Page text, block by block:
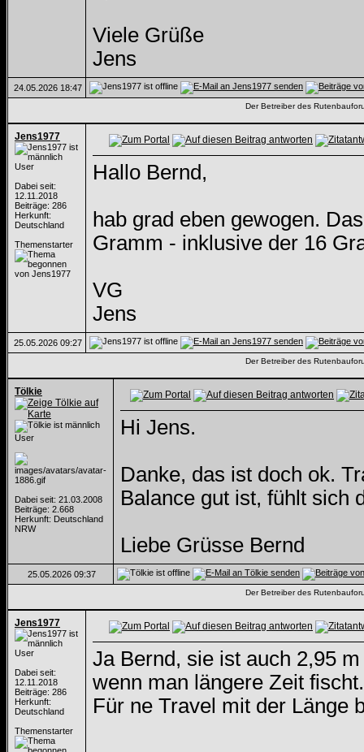
Viele Grüße
Jens
24.05.2026 18:47
Der Betreiber des
Jens1977
User
Dabei seit:
12.11.2018
Beiträge: 286
Herkunft:
Deutschland
Themenstarter
Hallo Bernd,
hab grad eben gewogen.
Gramm - inklusive der 16
VG
Jens
25.05.2026 09:27
Der Betreiber des
Tölkie
User
Dabei seit: 21.03.2008
Beiträge: 2.668
Herkunft: Deutschland
NRW
Hi Jens.
Danke, das ist doch ok.
Balance gut ist, fühlt sich
Liebe Grüsse Bernd
25.05.2026 09:37
Der Betreiber des
Jens1977
User
Dabei seit:
12.11.2018
Beiträge: 286
Herkunft:
Deutschland
Themenstarter
Ja Bernd, sie ist auch 2,95
wenn man längere Zeit fischt.
Für ne Travel mit der Länge